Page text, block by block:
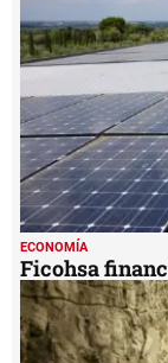
ECONOMÍA
Ficohsa